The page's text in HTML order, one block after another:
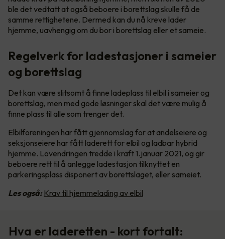
ble det vedtatt at også beboere i borettslag skulle få de
samme rettighetene. Dermed kan du nå kreve lader
hjemme, uavhengig om du bor i borettslag eller et sameie.
Regelverk for ladestasjoner i sameier
og borettslag
Det kan være slitsomt å finne ladeplass til elbil i sameier og
borettslag, men med gode løsninger skal det være mulig å
finne plass til alle som trenger det.
Elbilforeningen har fått gjennomslag for at andelseiere og
seksjonseiere har fått laderett for elbil og ladbar hybrid
hjemme. Lovendringen tredde i kraft 1.januar 2021, og gir
beboere rett til å anlegge ladestasjon tilknyttet en
parkeringsplass disponert av borettslaget, eller sameiet.
Les også: Krav til hjemmelading av elbil
Hva er laderetten - kort fortalt: